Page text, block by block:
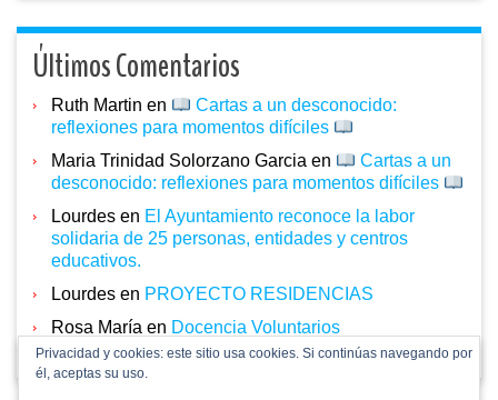
Últimos Comentarios
Ruth Martin en
Cartas a un desconocido:
reflexiones para momentos difíciles
Maria Trinidad Solorzano Garcia en
Cartas a un
desconocido: reflexiones para momentos difíciles
Lourdes en El Ayuntamiento reconoce la labor
solidaria de 25 personas, entidades y centros
educativos.
Lourdes en PROYECTO RESIDENCIAS
Rosa María en Docencia Voluntarios
Privacidad y cookies: este sitio usa cookies. Si continúas navegando por
él, aceptas su uso.